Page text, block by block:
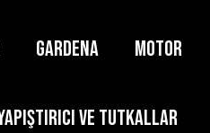
GARDENA MOTOR
ve TUTKALLAR